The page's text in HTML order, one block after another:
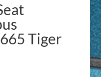
Tiger